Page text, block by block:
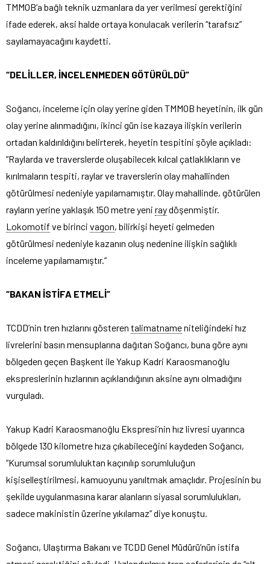
TMMOB’a bağlı teknik uzmanlara da yer verilmesi gerektiğini
ifade ederek, aksi halde ortaya konulacak verilerin “tarafsız”
sayılamayacağını kaydetti.
“DELİLLER, İNCELENMEDEN GÖTÜRÜLDÜ”
Soğancı, inceleme için olay yerine giden TMMOB heyetinin, ilk gün
olay yerine alınmadığını, ikinci gün ise kazaya ilişkin verilerin
ortadan kaldırıldığını belirterek, heyetin tespitini şöyle açıkladı:
“Raylarda ve traverslerde oluşabilecek kılcal çatlaklıkların ve
kırılmaların tespiti, raylar ve traverslerin olay mahallinden
götürülmesi nedeniyle yapılamamıştır. Olay mahallinde, götürülen
rayların yerine yaklaşık 150 metre yeni raydöşenmiştir.
Lokomotif ve birinci vagon, bilirkişi heyeti gelmeden
götürülmesi nedeniyle kazanın oluş nedenine ilişkin sağlıklı
inceleme yapılamamıştır.”
“BAKAN İSTİFA ETMELİ”
TCDD’nin tren hızlarını gösteren talimatnameniteliğindeki hız
livrelerini basın mensuplarına dağıtan Soğancı, buna göre aynı
bölgeden geçen Başkent ile Yakup Kadri Karaosmanoğlu
ekspreslerinin hızlarının açıklandığının aksine aynı olmadığını
vurguladı.
Yakup Kadri Karaosmanoğlu Ekspresi’nin hız livresi uyarınca
bölgede 130 kilometre hıza çıkabileceğini kaydeden Soğancı,
“Kurumsal sorumluluktan kaçınılıp sorumluluğun
kişiselleştirilmesi, kamuoyunu yanıltmak amaçlıdır. Projesinin bu
şekilde uygulanmasına karar alanların siyasal sorumlulukları,
sadece makinistin üzerine yıkılamaz” diye konuştu.
Soğancı, Ulaştırma Bakanı ve TCDD Genel Müdürü’nün istifa